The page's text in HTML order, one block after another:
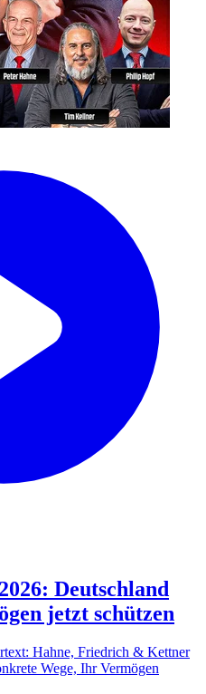
Deutschland
jetzt schützen
Hahne, Friedrich & Kettner
Wege, Ihr Vermögen